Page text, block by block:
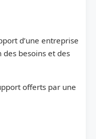
d’une entreprise
besoins et des
offerts par une